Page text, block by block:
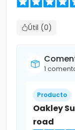
Útil (0)
1
Producto
Oakley
road